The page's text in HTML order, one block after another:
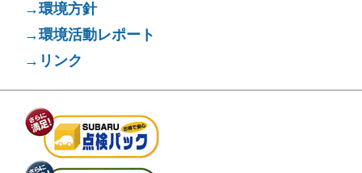
→環境方針
→環境活動レポート
→リンク